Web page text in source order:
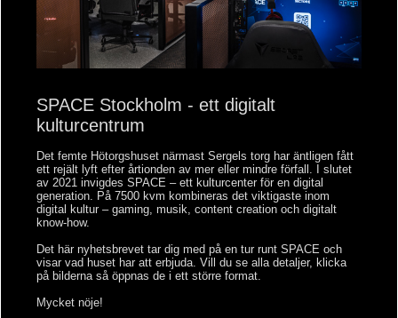
SPACE Stockholm - ett digitalt
kulturcentrum
Det femte Hötorgshuset närmast Sergels torg har äntligen fått
ett rejält lyft efter årtionden av mer eller mindre förfall. I slutet
av 2021 invigdes SPACE – ett kulturcenter för en digital
generation. På 7500 kvm kombineras det viktigaste inom
digital kultur – gaming, musik, content creation och digitalt
know-how.
Det här nyhetsbrevet tar dig med på en tur runt SPACE och
visar vad huset har att erbjuda. Vill du se alla detaljer, klicka
på bilderna så öppnas de i ett större format.
Mycket nöje!